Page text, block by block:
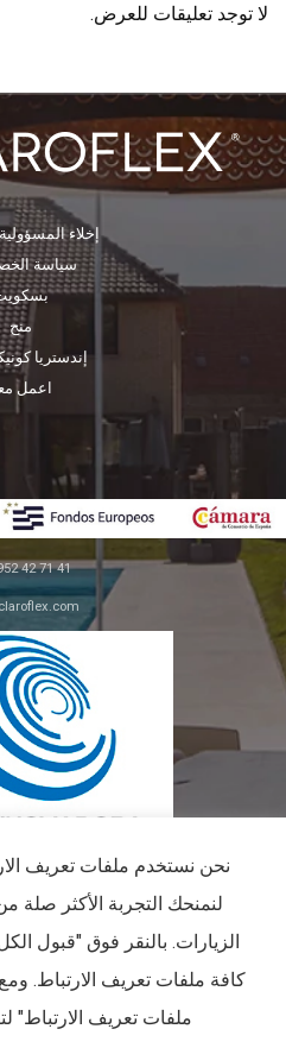
لا توجد تعليقات للعرض.
إخلاء
سياسة
منح
إندستريا
اعمل
42 71 41
29590، ملقة
نحن نستخدم ملفات تعريف
لنمنحك التجربة الأكثر صلة
الزيارات. بالنقر فوق "قبول
كافة ملفات تعريف الارتباط.
ملفات تعريف الارتباط"